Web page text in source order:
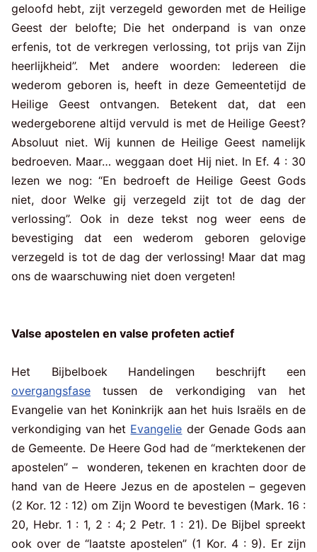
geloofd hebt, zijt verzegeld geworden met de Heilige
Geest der belofte; Die het onderpand is van onze
erfenis, tot de verkregen verlossing, tot prijs van Zijn
heerlijkheid”. Met andere woorden: Iedereen die
wederom geboren is, heeft in deze Gemeentetijd de
Heilige Geest ontvangen. Betekent dat, dat een
wedergeborene altijd vervuld is met de Heilige Geest?
Absoluut niet. Wij kunnen de Heilige Geest namelijk
bedroeven. Maar… weggaan doet Hij niet. In Ef. 4 : 30
lezen we nog: “En bedroeft de Heilige Geest Gods
niet, door Welke gij verzegeld zijt tot de dag der
verlossing”. Ook in deze tekst nog weer eens de
bevestiging dat een wederom geboren gelovige
verzegeld is tot de dag der verlossing! Maar dat mag
ons de waarschuwing niet doen vergeten!
Valse apostelen en valse profeten actief
Het Bijbelboek Handelingen beschrijft een
overgangsfase tussen de verkondiging van het
Evangelie van het Koninkrijk aan het huis Israëls en de
verkondiging van het Evangelie der Genade Gods aan
de Gemeente. De Heere God had de “merktekenen der
apostelen” – wonderen, tekenen en krachten door de
hand van de Heere Jezus en de apostelen – gegeven
(2 Kor. 12 : 12) om Zijn Woord te bevestigen (Mark. 16 :
20, Hebr. 1 : 1, 2 : 4; 2 Petr. 1 : 21). De Bijbel spreekt
ook over de “laatste apostelen” (1 Kor. 4 : 9). Er zijn